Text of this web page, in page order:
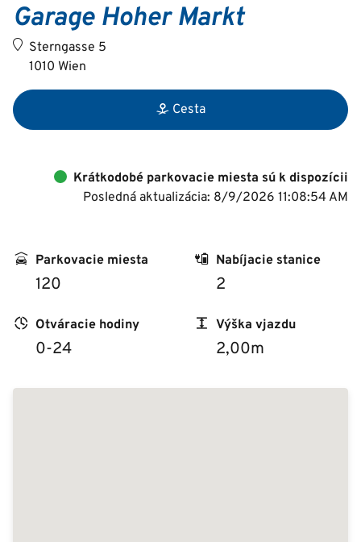
Deutsch
English
Garage Hoher Markt
Sterngasse 5
1010 Wien
Cesta
Krátkodobé parkovacie miesta sú k dispozícii
Posledná aktualizácia: 8/9/2026 11:08:54 AM
Parkovacie miesta
120
Nabíjacie stanice
2
Otváracie hodiny
0-24
Výška vjazdu
2,00m